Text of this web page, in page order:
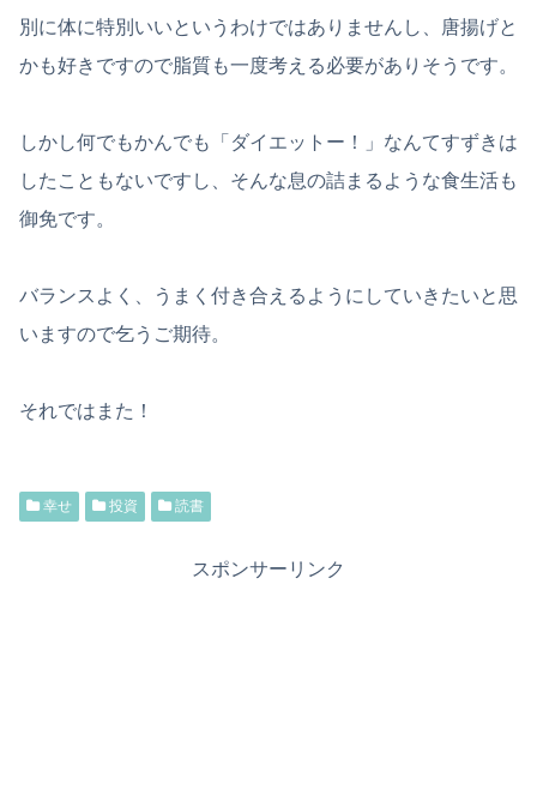
別に体に特別いいというわけではありませんし、唐揚げと
かも好きですので脂質も一度考える必要がありそうです。
しかし何でもかんでも「ダイエットー！」なんてすずきは
したこともないですし、そんな息の詰まるような食生活も
御免です。
バランスよく、うまく付き合えるようにしていきたいと思
いますので乞うご期待。
それではまた！
幸せ 投資 読書
スポンサーリンク